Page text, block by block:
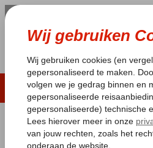
LAST MINUTE
Pakketgarantie
terug naar Extra's